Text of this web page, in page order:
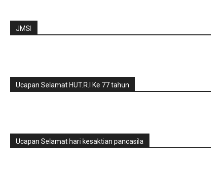
JMSI
Ucapan Selamat HUT.R.I Ke 77 tahun
Ucapan Selamat hari kesaktian pancasila